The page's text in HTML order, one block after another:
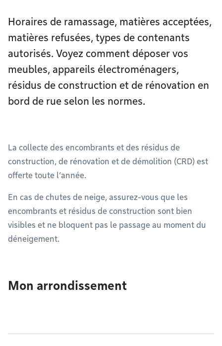
Horaires de ramassage, matières acceptées,
matières refusées, types de contenants
autorisés. Voyez comment déposer vos
meubles, appareils électroménagers,
résidus de construction et de rénovation en
bord de rue selon les normes.
La collecte des encombrants et des résidus de
construction, de rénovation et de démolition (CRD) est
offerte toute l’année.
En cas de chutes de neige, assurez-vous que les
encombrants et résidus de construction sont bien
visibles et ne bloquent pas le passage au moment du
déneigement.
Mon arrondissement